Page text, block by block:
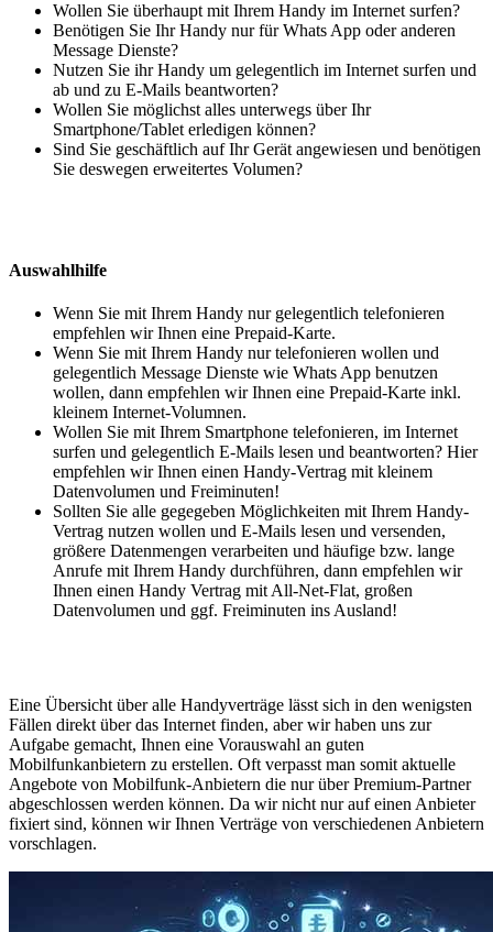
Wollen Sie überhaupt mit Ihrem Handy im Internet surfen?
Benötigen Sie Ihr Handy nur für Whats App oder anderen
Message Dienste?
Nutzen Sie ihr Handy um gelegentlich im Internet surfen und
ab und zu E-Mails beantworten?
Wollen Sie möglichst alles unterwegs über Ihr
Smartphone/Tablet erledigen können?
Sind Sie geschäftlich auf Ihr Gerät angewiesen und benötigen
Sie deswegen erweitertes Volumen?
Auswahlhilfe
Wenn Sie mit Ihrem Handy nur gelegentlich telefonieren
empfehlen wir Ihnen eine Prepaid-Karte.
Wenn Sie mit Ihrem Handy nur telefonieren wollen und
gelegentlich Message Dienste wie Whats App benutzen
wollen, dann empfehlen wir Ihnen eine Prepaid-Karte inkl.
kleinem Internet-Volumnen.
Wollen Sie mit Ihrem Smartphone telefonieren, im Internet
surfen und gelegentlich E-Mails lesen und beantworten? Hier
empfehlen wir Ihnen einen Handy-Vertrag mit kleinem
Datenvolumen und Freiminuten!
Sollten Sie alle gegegeben Möglichkeiten mit Ihrem Handy-
Vertrag nutzen wollen und E-Mails lesen und versenden,
größere Datenmengen verarbeiten und häufige bzw. lange
Anrufe mit Ihrem Handy durchführen, dann empfehlen wir
Ihnen einen Handy Vertrag mit All-Net-Flat, großen
Datenvolumen und ggf. Freiminuten ins Ausland!
Eine Übersicht über alle Handyverträge lässt sich in den wenigsten
Fällen direkt über das Internet finden, aber wir haben uns zur
Aufgabe gemacht, Ihnen eine Vorauswahl an guten
Mobilfunkanbietern zu erstellen. Oft verpasst man somit aktuelle
Angebote von Mobilfunk-Anbietern die nur über Premium-Partner
abgeschlossen werden können. Da wir nicht nur auf einen Anbieter
fixiert sind, können wir Ihnen Verträge von verschiedenen Anbietern
vorschlagen.